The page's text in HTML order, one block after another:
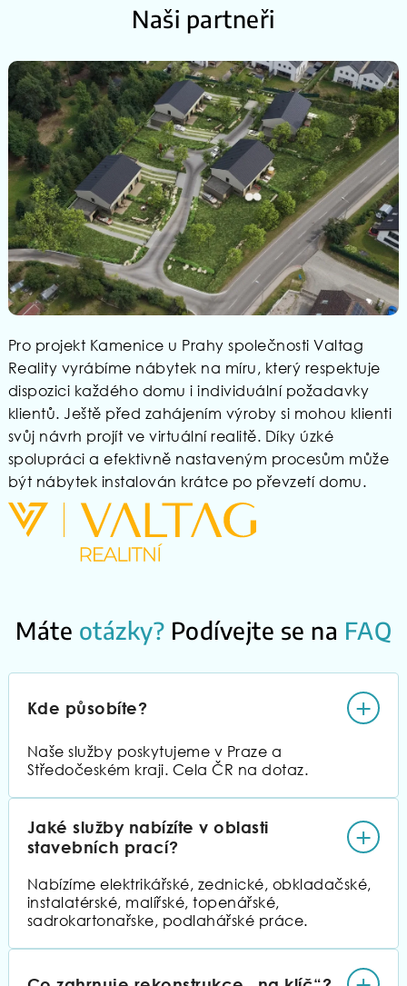
Naši partneři
Pro projekt Kamenice u Prahy společnosti Valtag
Reality vyrábíme nábytek na míru, který respektuje
dispozici každého domu i individuální požadavky
klientů. Ještě před zahájením výroby si mohou klienti
svůj návrh projít ve virtuální realitě. Díky úzké
spolupráci a efektivně nastaveným procesům může
být nábytek instalován krátce po převzetí domu.
Máte otázky? Podívejte se na FAQ
Kde působíte? +
Naše služby poskytujeme v Praze a
Středočeském kraji. Cela ČR na dotaz.
Jaké služby nabízíte v oblasti
stavebních prací?
+
Nabízíme elektrikářské, zednické, obkladačské,
instalatérské, malířské, topenářské,
sadrokartonařske, podlahářské práce.